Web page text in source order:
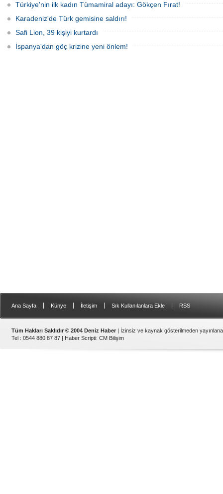
Türkiye'nin ilk kadın Tümamiral adayı: Gökçen Fırat!
Karadeniz'de Türk gemisine saldırı!
Safi Lion, 39 kişiyi kurtardı
İspanya'dan göç krizine yeni önlem!
Ana Sayfa Künye İletişim Sık Kullanılanlara Ekle RSS
Tüm Hakları Saklıdır © 2004 Deniz Haber | İzinsiz ve kaynak gösterilmeden
Tel : 0544 880 87 87 | Haber Scripti: CM Bilişim